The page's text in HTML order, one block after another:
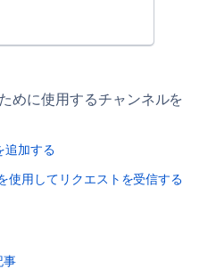
めに使用するチャンネルを
追加する
使用してリクエストを受信する
事